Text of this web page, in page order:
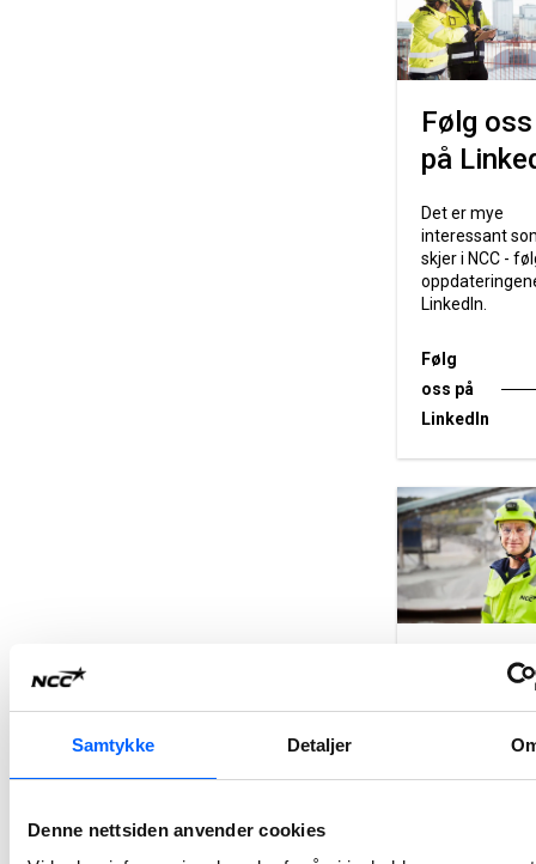
Samtykke Detaljer
Denne nettsiden anvender cookies
Følg oss
på
Det er mye
interessant
skjer i NCC -
LinkedIn.
Følg
oss på
LinkedIn
Møt våre
Lurer du på
er å jobbe i